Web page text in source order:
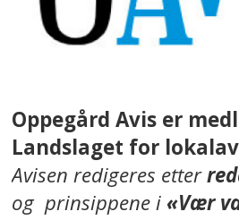
Oppegård Avis er
Landslaget for
Avisen redigeres etter
og prinsippene i«Vær